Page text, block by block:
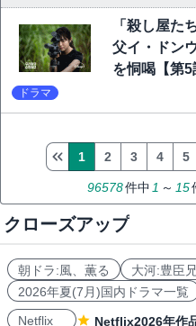
「殺し屋た
父イ・ドン
を恫喝【第5
ドラマ
96578件中 1 ～ 15
1 2 3 4 5
クローズアップ
朝ドラ:風、薫る 大河:豊臣
2026年夏(7月)国内ドラマ一覧
Netflix
Netflix2026年作